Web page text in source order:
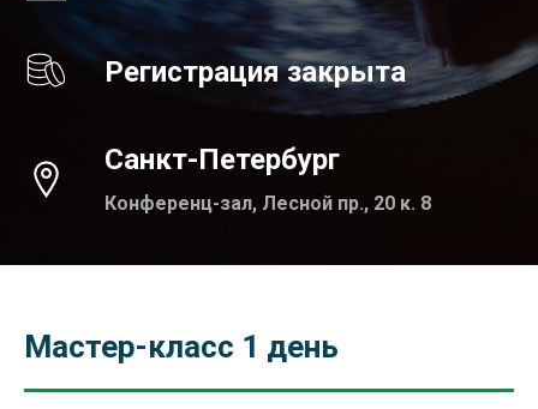
Регистрация закрыта
Санкт-Петербург
Конференц-зал, Лесной пр., 20 к. 8
Мастер-класс 1 день